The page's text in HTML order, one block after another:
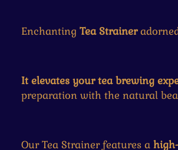
Enchanting Tea Strainer
It elevates your tea brewing
preparation with the natural
Our Tea Strainer features a